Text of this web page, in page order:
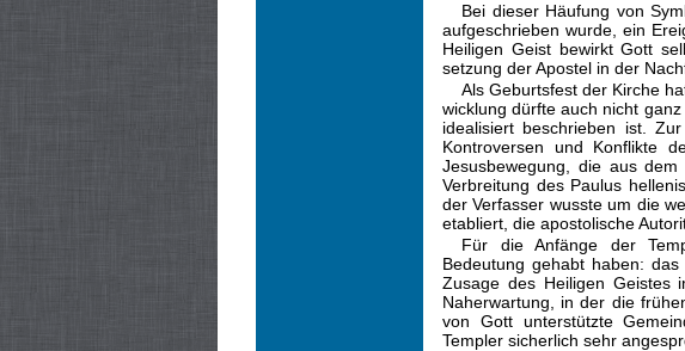
Bei dieser Häufung von
aufgeschrieben wurde, ein
Heiligen Geist bewirkt Gott
setzung der Apostel in der
Als Geburtsfest der Kirche
wicklung dürfte auch nicht
idealisiert beschrieben ist.
Kontro­versen und Konflikte
Jesusbewe­gung, die aus
Verbreitung des Paulus
der Verfasser wusste um die
etabliert, die apostolische
Für die Anfänge der
Bedeutung gehabt haben:
Zusage des Heiligen Geistes
Naherwartung, in der die
von Gott unterstützte
Templer sicherlich sehr